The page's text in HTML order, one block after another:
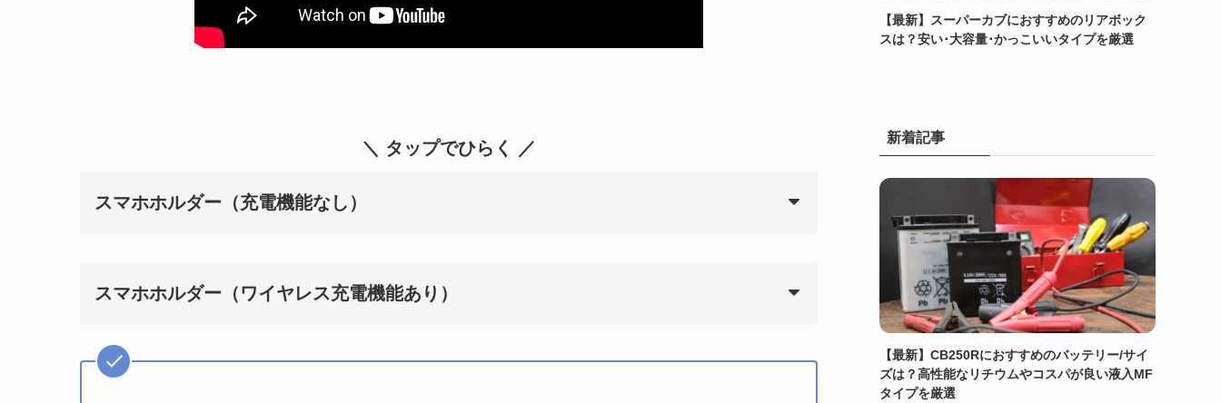
＼ タップでひらく ／
スマホホルダー（充電機能なし）
スマホホルダー（ワイヤレス充電機能あり）
【最新】スーパーカブにおすすめのリアボック
スは？安い･大容量･かっこいいタイプを厳選
新着記事
【最新】CB250Rにおすすめのバッテリー/サイ
ズは？高性能なリチウムやコスパが良い液入MF
タイプを厳選